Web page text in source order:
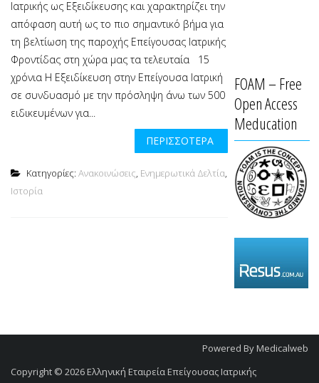
Ιατρικής ως Εξειδίκευσης και χαρακτηρίζει την
απόφαση αυτή ως το πιο σημαντικό βήμα για
τη βελτίωση της παροχής Επείγουσας Ιατρικής
Φροντίδας στη χώρα μας τα τελευταία 15
χρόνια Η Εξειδίκευση στην Επείγουσα Ιατρική
σε συνδυασμό με την πρόσληψη άνω των 500
ειδικευμένων για...
ΠΕΡΙΣΣΌΤΕΡΑ
Κατηγορίες: Ανακοινώσεις, Ενημερωτικά Δελτία,
Ιστορία
FOAM – Free
Open Access
Meducation
Powered ByMedicalweb
Copyright © 2026Ελληνική Εταιρεία Επείγουσας Ιατρικής